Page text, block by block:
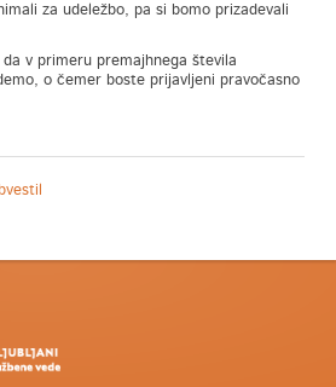
za udeležbo, pa si bomo prizadevali
v primeru premajhnega števila
o čemer boste prijavljeni pravočasno